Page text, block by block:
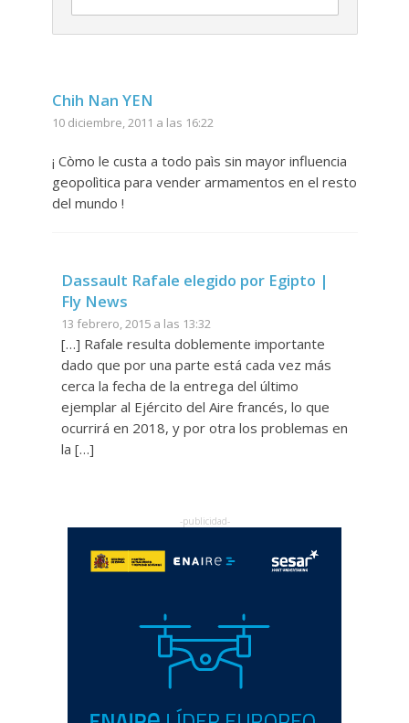
Chih Nan YEN
10 diciembre, 2011 a las 16:22
¡ Còmo le custa a todo paìs sin mayor influencia
geopolìtica para vender armamentos en el resto
del mundo !
Dassault Rafale elegido por Egipto |
Fly News
13 febrero, 2015 a las 13:32
[…] Rafale resulta doblemente importante
dado que por una parte está cada vez más
cerca la fecha de la entrega del último
ejemplar al Ejército del Aire francés, lo que
ocurrirá en 2018, y por otra los problemas en
la […]